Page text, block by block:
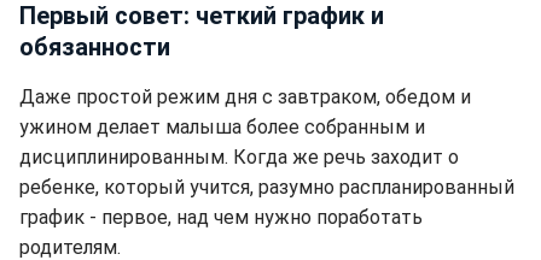
Первый совет: четкий график и
обязанности
Даже простой режим дня с завтраком, обедом и
ужином делает малыша более собранным и
дисциплинированным. Когда же речь заходит о
ребенке, который учится, разумно распланированный
график - первое, над чем нужно поработать
родителям.